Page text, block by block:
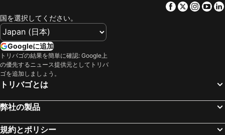
Facebook
Twitter
国を選択してください。
Googleに追加
トリバゴの結果を簡単に確認: Google上
の優先するニュース提供元としてトリバ
ゴを追加しましょう。
トリバゴとは
弊社の製品
規約とポリシー